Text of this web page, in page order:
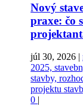
Nový
praxe: čo
júl 30, 2026 |
2025,
stavby,
projektu
0